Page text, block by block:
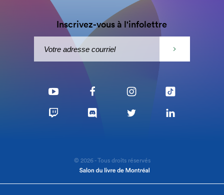
Inscrivez-vous à l'infolettre
© 2026 - Tous droits réservés